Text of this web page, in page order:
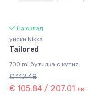
На склад
уиски Nikka
Tailored
700 ml бутилка с кутия
€ 112.48
€ 105.84 / 207.01 лв.